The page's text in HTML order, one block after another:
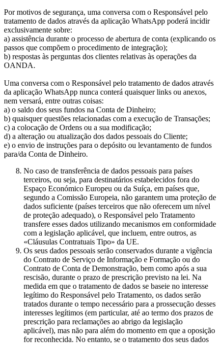
Por motivos de segurança, uma conversa com o Responsável pelo
tratamento de dados através da aplicação WhatsApp poderá incidir
exclusivamente sobre:
a) assistência durante o processo de abertura de conta (explicando os
passos que compõem o procedimento de integração);
b) respostas às perguntas dos clientes relativas às operações da
OANDA.
Uma conversa com o Responsável pelo tratamento de dados através
da aplicação WhatsApp nunca conterá quaisquer links ou anexos,
nem versará, entre outras coisas:
a) o saldo dos seus fundos na Conta de Dinheiro;
b) quaisquer questões relacionadas com a execução de Transações;
c) a colocação de Ordens ou a sua modificação;
d) a alteração ou atualização dos dados pessoais do Cliente;
e) o envio de instruções para o depósito ou levantamento de fundos
para/da Conta de Dinheiro.
No caso de transferência de dados pessoais para países
terceiros, ou seja, para destinatários estabelecidos fora do
Espaço Económico Europeu ou da Suíça, em países que,
segundo a Comissão Europeia, não garantem uma proteção de
dados suficiente (países terceiros que não oferecem um nível
de proteção adequado), o Responsável pelo Tratamento
transfere esses dados utilizando mecanismos em conformidade
com a legislação aplicável, que incluem, entre outros, as
«Cláusulas Contratuais Tipo» da UE.
Os seus dados pessoais serão conservados durante a vigência
do Contrato de Serviço de Informação e Formação ou do
Contrato de Conta de Demonstração, bem como após a sua
rescisão, durante o prazo de prescrição previsto na lei. Na
medida em que o tratamento de dados se baseie no interesse
legítimo do Responsável pelo Tratamento, os dados serão
tratados durante o tempo necessário para a prossecução desses
interesses legítimos (em particular, até ao termo dos prazos de
prescrição para reclamações ao abrigo da legislação
aplicável), mas não para além do momento em que a oposição
for reconhecida. No entanto, se o tratamento dos seus dados